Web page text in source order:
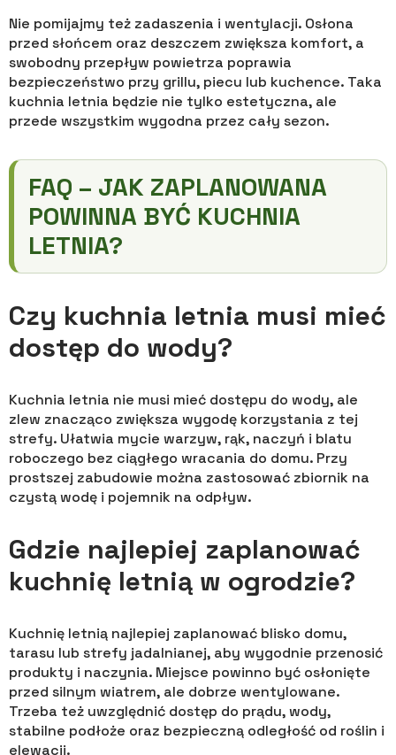
Nie pomijajmy też zadaszenia i wentylacji. Osłona
przed słońcem oraz deszczem zwiększa komfort, a
swobodny przepływ powietrza poprawia
bezpieczeństwo przy grillu, piecu lub kuchence. Taka
kuchnia letnia będzie nie tylko estetyczna, ale
przede wszystkim wygodna przez cały sezon.
FAQ – JAK ZAPLANOWANA
POWINNA BYĆ KUCHNIA
LETNIA?
Czy kuchnia letnia musi mieć
dostęp do wody?
Kuchnia letnia nie musi mieć dostępu do wody, ale
zlew znacząco zwiększa wygodę korzystania z tej
strefy. Ułatwia mycie warzyw, rąk, naczyń i blatu
roboczego bez ciągłego wracania do domu. Przy
prostszej zabudowie można zastosować zbiornik na
czystą wodę i pojemnik na odpływ.
Gdzie najlepiej zaplanować
kuchnię letnią w ogrodzie?
Kuchnię letnią najlepiej zaplanować blisko domu,
tarasu lub strefy jadalnianej, aby wygodnie przenosić
produkty i naczynia. Miejsce powinno być osłonięte
przed silnym wiatrem, ale dobrze wentylowane.
Trzeba też uwzględnić dostęp do prądu, wody,
stabilne podłoże oraz bezpieczną odległość od roślin i
elewacji.